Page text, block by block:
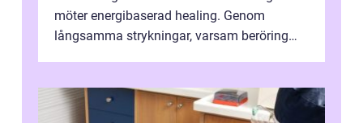
möter energibaserad healing. Genom
långsamma strykningar, varsam beröring